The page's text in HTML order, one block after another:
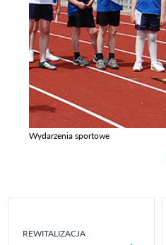
Wydarzenia sportowe
REWITALIZACJA